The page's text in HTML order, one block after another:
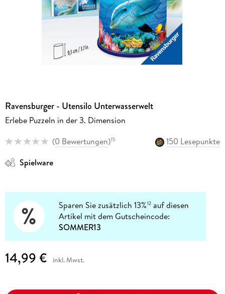
Ravensburger - Utensilo Unterwasserwelt
Erlebe Puzzeln in der 3. Dimension
(0 Bewertungen)15
150 Lesepunkte
Spielware
Sparen Sie zusätzlich 13%12 auf diesen
Artikel mit dem Gutscheincode:
SOMMER13
14,99 € inkl. Mwst.